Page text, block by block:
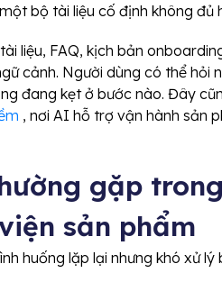
bộ tài liệu cố định không đủ
liệu, FAQ, kịch bản
cảnh. Người dùng có thể hỏi
đang kẹt ở bước nào. Đây
, nơi AI hỗ trợ vận hành sản
gặp
sản phẩm
huống lặp lại nhưng khó xử